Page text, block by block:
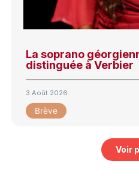
La soprano
distinguée à Verbier
3 Août 2026
Brève
Voir